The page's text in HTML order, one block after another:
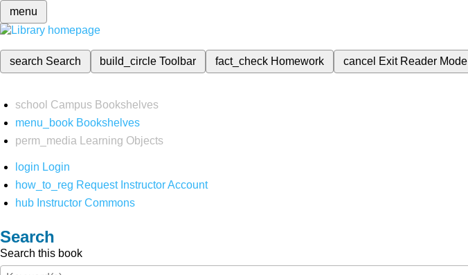
menu
search Search build_circleToolbar fact_check Homework cancel Exit Reader Mode
school Campus Bookshelves
menu_book Bookshelves
perm_media
Learning Objects
login Login
how_to_reg Request Instructor Account
hub Instructor Commons
Search
Search this book